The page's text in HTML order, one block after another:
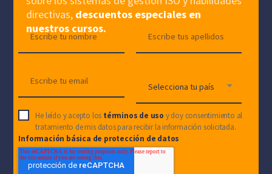
directivas, descuentos especiales en
nuestros cursos.
He leído y acepto los términos de uso y doy consentimiento al
tratamiento de mis datos para recibir la información solicitada.
Información básica de protección de datos